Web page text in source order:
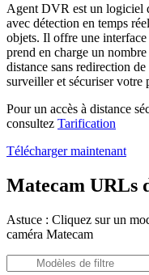
Agent DVR est un logiciel
avec détection en temps
objets. Il offre une
prend en charge un
distance sans redirection
surveiller et sécuriser votre
Pour un accès à distance
consultez Tarification
Télécharger maintenant
Matecam URLs
Astuce : Cliquez sur un
caméra Matecam